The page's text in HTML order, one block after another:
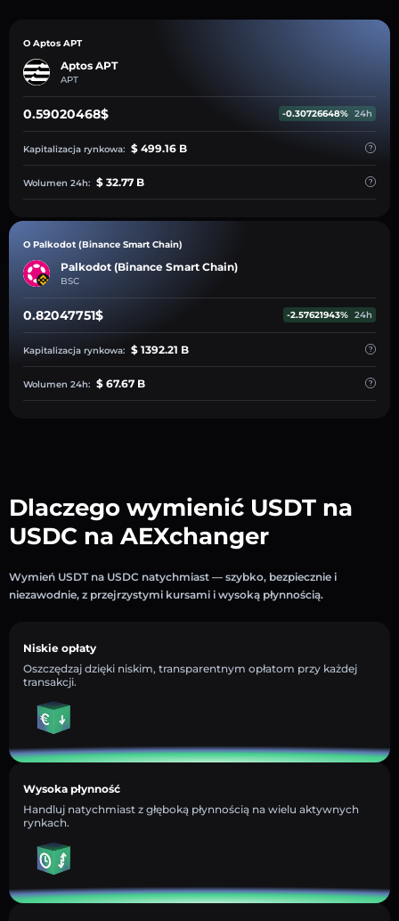
O Aptos APT
Aptos APT
APT
0.59020468$ -0.30726648% 24h
Kapitalizacja rynkowa: $ 499.16 B
Wolumen 24h: $ 32.77 B
O Palkodot (Binance Smart Chain)
Palkodot (Binance Smart Chain)
BSC
0.82047751$ -2.57621943% 24h
Kapitalizacja rynkowa: $ 1392.21 B
Wolumen 24h: $ 67.67 B
Dlaczego wymienić USDT na
USDC na AEXchanger
Wymień USDT na USDC natychmiast — szybko, bezpiecznie i
niezawodnie, z przejrzystymi kursami i wysoką płynnością.
Niskie opłaty
Oszczędzaj dzięki niskim, transparentnym opłatom przy każdej
transakcji.
Wysoka płynność
Handluj natychmiast z głęboką płynnością na wielu aktywnych
rynkach.